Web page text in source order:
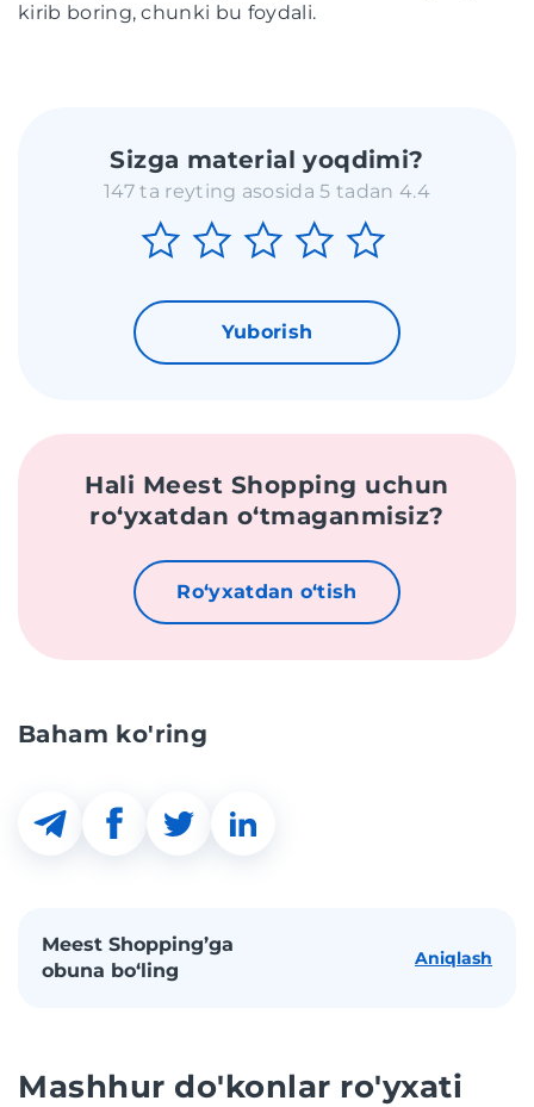
kirib boring, chunki bu foydali.
Sizga material yoqdimi?
147 ta reyting asosida 5 tadan 4.4
Yuborish
Hali Meest Shopping uchun
roʻyxatdan oʻtmaganmisiz?
Roʻyxatdan oʻtish
Baham ko'ring
Meest Shopping’ga
obuna bo‘ling
Aniqlash
Mashhur do'konlar ro'yxati